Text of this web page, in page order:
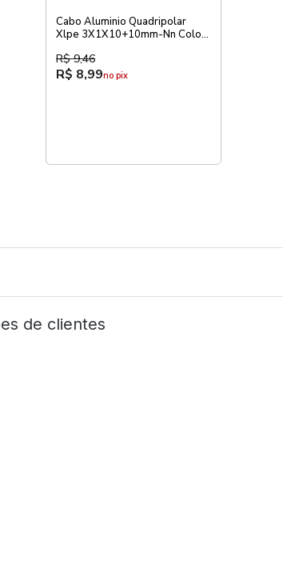
Cabo Aluminio Quadripolar
Xlpe 3X1X10+10mm-Nn Color
R$ 9,46
R$ 8,99no pix
de clientes